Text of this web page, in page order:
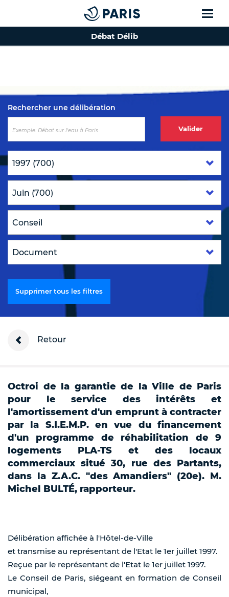
Top of the page
Débat Délib
Rechercher une délibération
Valider
Supprimer tous les filtres
Retour
Octroi de la garantie de la Ville de Paris
pour le service des intérêts et
l'amortissement d'un emprunt à contracter
par la S.I.E.M.P. en vue du financement
d'un programme de réhabilitation de 9
logements PLA-TS et des locaux
commerciaux situé 30, rue des Partants,
dans la Z.A.C. "des Amandiers" (20e). M.
Michel BULTÉ, rapporteur.
Délibération affichée à l'Hôtel-de-Ville
et transmise au représentant de l'Etat le 1er juillet 1997.
Reçue par le représentant de l'Etat le 1er juillet 1997.
Le Conseil de Paris, siégeant en formation de Conseil
municipal,